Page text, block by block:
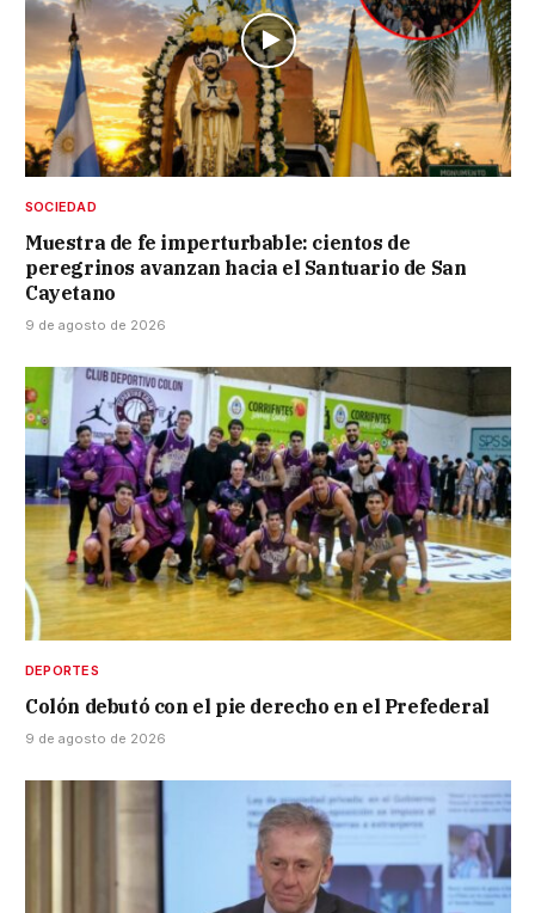
SOCIEDAD
Muestra de fe imperturbable: cientos de
peregrinos avanzan hacia el Santuario de San
Cayetano
9 de agosto de 2026
DEPORTES
Colón debutó con el pie derecho en el Prefederal
9 de agosto de 2026